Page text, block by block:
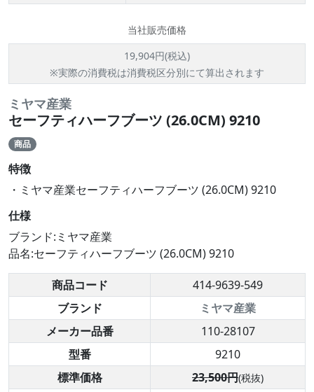
当社販売価格
19,904円(税込)
※実際の消費税は消費税区分別にて算出されます
ミヤマ産業
セーフティハーフブーツ (26.0CM) 9210
商品
特徴
・ミヤマ産業セーフティハーフブーツ (26.0CM) 9210
仕様
ブランド:ミヤマ産業
品名:セーフティハーフブーツ (26.0CM) 9210
商品コード
414-9639-549
ブランド
ミヤマ産業
メーカー品番
110-28107
型番
9210
標準価格
23,500円(税抜)